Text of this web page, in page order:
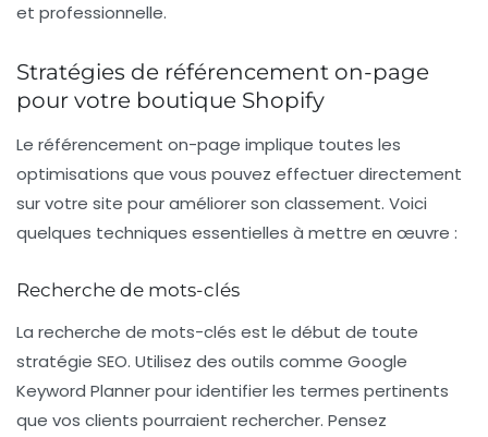
et professionnelle.
Stratégies de référencement on-page
pour votre boutique Shopify
Le référencement on-page implique toutes les
optimisations que vous pouvez effectuer directement
sur votre site pour améliorer son classement. Voici
quelques techniques essentielles à mettre en œuvre :
Recherche de mots-clés
La recherche de mots-clés est le début de toute
stratégie SEO. Utilisez des outils comme Google
Keyword Planner pour identifier les termes pertinents
que vos clients pourraient rechercher. Pensez